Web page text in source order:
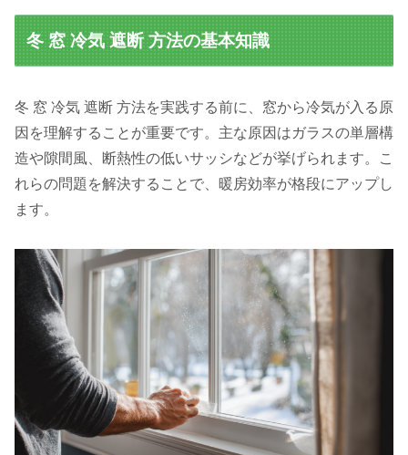
冬 窓 冷気 遮断 方法の基本知識
冬 窓 冷気 遮断 方法を実践する前に、窓から冷気が入る原
因を理解することが重要です。主な原因はガラスの単層構
造や隙間風、断熱性の低いサッシなどが挙げられます。こ
れらの問題を解決することで、暖房効率が格段にアップし
ます。